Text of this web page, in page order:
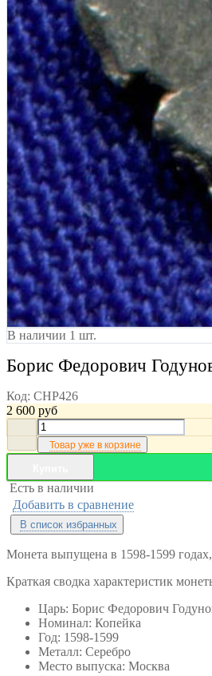
В наличии 1 шт.
Борис Федорович
Код: CHP426
2 600 руб
Товар уже в корзине
Есть в наличии
Добавить в сравнение
В список избранных
Монета выпущена в 1598-1599
Краткая сводка характеристик
Царь: Борис Федорович
Номинал: Копейка
Год: 1598-1599
Металл: Серебро
Место выпуска: Москва